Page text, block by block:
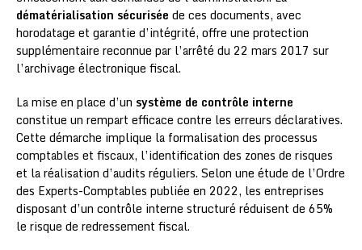
dématérialisation sécurisée de ces documents, avec
horodatage et garantie d’intégrité, offre une protection
supplémentaire reconnue par l’arrêté du 22 mars 2017 sur
l’archivage électronique fiscal.
La mise en place d’un système de contrôle interne
constitue un rempart efficace contre les erreurs déclaratives.
Cette démarche implique la formalisation des processus
comptables et fiscaux, l’identification des zones de risques
et la réalisation d’audits réguliers. Selon une étude de l’Ordre
des Experts-Comptables publiée en 2022, les entreprises
disposant d’un contrôle interne structuré réduisent de 65%
le risque de redressement fiscal.